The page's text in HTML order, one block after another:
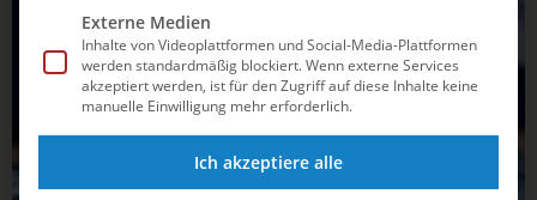
SYNCHRONSCHWIMMEN
Externe Medien
Inhalte von Videoplattformen und Social-Media-Plattformen
werden standardmäßig blockiert. Wenn externe Services
akzeptiert werden, ist für den Zugriff auf diese Inhalte keine
manuelle Einwilligung mehr erforderlich.
Ich akzeptiere alle